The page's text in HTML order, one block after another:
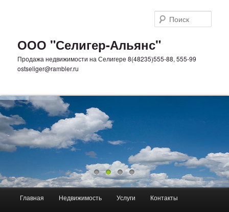
ООО "Селигер-Альянс"
Продажа недвижимости на Селигере 8(48235)555-88, 555-99
ostseliger@rambler.ru
Перейти к основному содержимому
Перейти к дополнительному содержимому
Главная Недвижимость Услуги Контакты